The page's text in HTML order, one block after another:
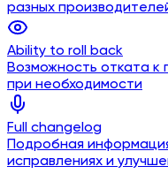
разных
Ability to roll back
Возможность отката
при необходимости
Full changelog
Подробная
исправлениях и